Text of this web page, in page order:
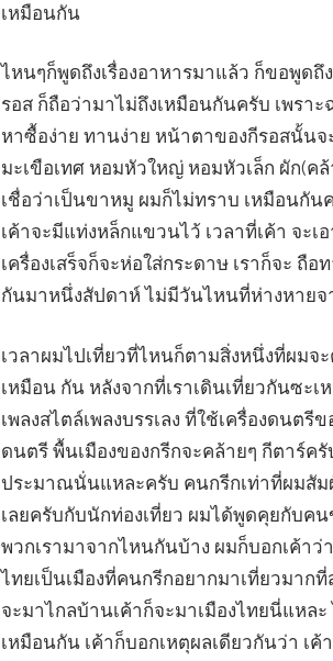
เหมือนกัน
ไหนๆก็พูดถึงเรื่องอาหารมาแล้ว ก็ขอพูด
รอส ก็ถือว่ามาไม่ถึงเหมือนกันครับ เพรา
หาซื้อง่าย ทานง่าย หน้าตาของกีรอสนั้นจ
มะเขือเทศ หอมหัวใหญ่ หอมหัวเล็ก ผัก(
เชื่อว่าเป็นขาหมู ผมก็ไม่ทราบ เหมือนกัน
เค้าจะมีแท่งหล็กแขวนไว้ เวลาที่เค้า จะ
เครื่องเสร็จก็จะห่อใส่กระดาษ เราก็จะ
กันมาหนึ่งสัปดาห์ ไม่มีวันไหนที่ห่างหายจ
เวลาผมไปเที่ยวที่ไหนก็ตามสิ่งหนึ่งที่ผม
เหมือน กัน หลังจากที่เราเดินเที่ยวกันซะ
เพลงสไตล์เพลงบรรเลง ที่ใช้เครื่องดนตรี
ดนตรี พื้นเมืองของกรีกจะคล้ายๆ กีตาร์ค
ประมาณนั่นแหละครับ คนกรีกเท่าที่ผมสัม
เลยครับกับนักท่องเที่ยว ผมได้พูดคุยกับคน
พวกเรามาจากไหนกันบ้าง ผมก็บอกเค้าว่
ไทยเป็นเมืองที่คนกรีกอยากมาเที่ยวมาก
จะมาไกลบ้านเค้าก็จะมาเมืองไทยนี่แหล
เหมือนกัน เค้าก็บอกเหตุผลเดียวกันว่า เค้